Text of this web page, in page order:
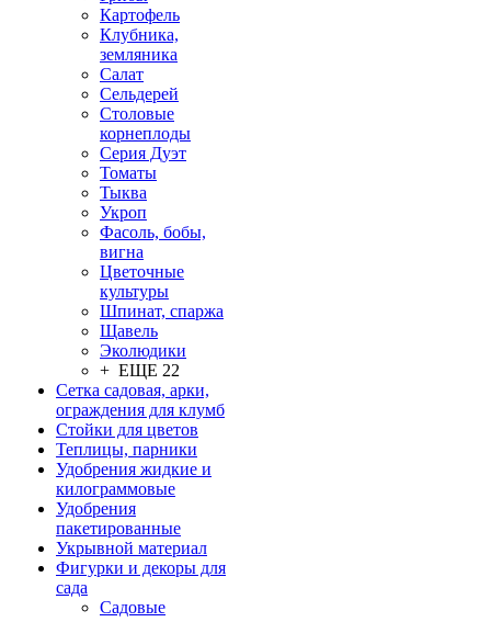
Картофель
Клубника,
земляника
Салат
Сельдерей
Столовые
корнеплоды
Серия Дуэт
Томаты
Тыква
Укроп
Фасоль, бобы,
вигна
Цветочные
культуры
Шпинат, спаржа
Щавель
Эколюдики
+ ЕЩЕ 22
Сетка садовая, арки,
ограждения для клумб
Стойки для цветов
Теплицы, парники
Удобрения жидкие и
килограммовые
Удобрения
пакетированные
Укрывной материал
Фигурки и декоры для
сада
Садовые